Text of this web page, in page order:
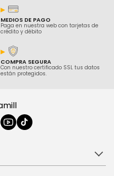
MEDIOS DE PAGO
Paga en nuestra web con tarjetas de
crédito y débito
COMPRA SEGURA
Con nuestro certificado SSL tus datos
están protegidos.